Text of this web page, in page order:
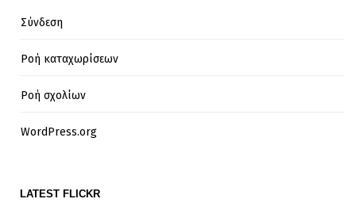
Σύνδεση
Ροή καταχωρίσεων
Ροή σχολίων
WordPress.org
LATEST FLICKR